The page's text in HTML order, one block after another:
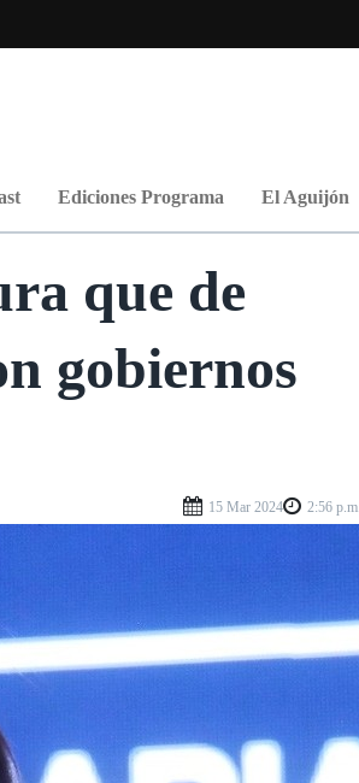
Ediciones Programa El Aguijón
que de
gobiernos
15 Mar 2024 2:56 p.m.